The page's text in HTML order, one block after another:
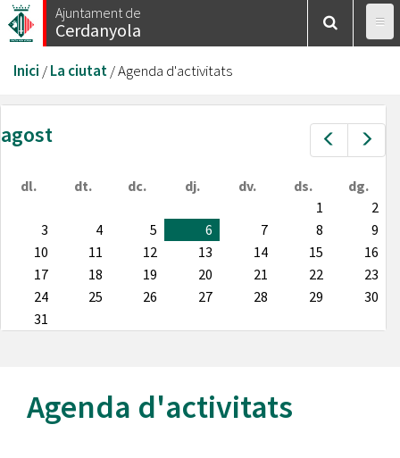
Vés
al
Ajuntament de
Cerdanyola
Esteu
aquí
Inici /La ciutat/Agenda d'activitats
Prev
agost
dl. dt. dc. dj. dv. ds.
dg.
1
2
3
4 5 6 7 8
9
10
11 12 13 14 15
16
17
18 19 20 21 22
23
24
25 26 27 28 29
30
31
Agenda d'activitats